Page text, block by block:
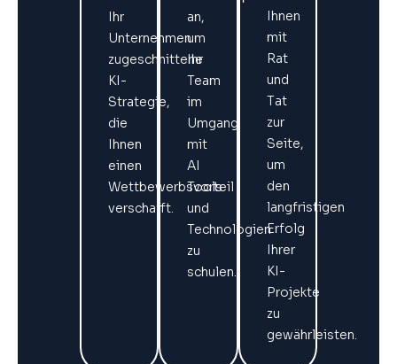
Ihr
Unternehmen
zugeschnittene
KI-
Strategie,
die
Ihnen
einen
Wettbewerbsvorteil
verschafft.
an,
um
Ihr
Team
im
Umgang
mit
AI
Tools
und
Technologien
zu
schulen.
Ihnen
mit
Rat
und
Tat
zur
Seite,
um
den
langfristigen
Erfolg
Ihrer
KI-
Projekte
zu
gewährleisten.